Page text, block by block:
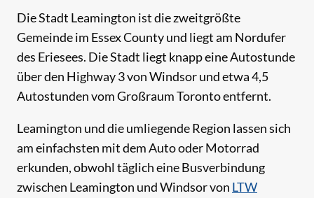
Die Stadt Leamington ist die zweitgrößte
Gemeinde im Essex County und liegt am Nordufer
des Eriesees. Die Stadt liegt knapp eine Autostunde
über den Highway 3 von Windsor und etwa 4,5
Autostunden vom Großraum Toronto entfernt.
Leamington und die umliegende Region lassen sich
am einfachsten mit dem Auto oder Motorrad
erkunden, obwohl täglich eine Busverbindung
zwischen Leamington und Windsor von LTW